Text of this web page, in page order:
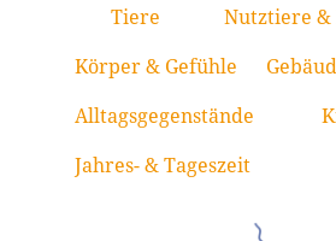
Tiere Nutztiere
Körper & Gefühle
Alltagsgegenstände
Jahres- & Tageszeit